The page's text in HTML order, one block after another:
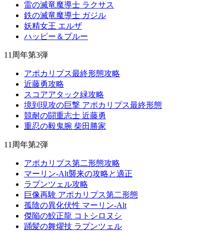
雷の滅竜魔導士 ラクサス
鉄の滅竜魔導士 ガジル
妖精女王 エルザ
ハッピー＆プルー
11周年第3弾
アポカリプス最終形態攻略
近藤勇攻略
スコアアタック緑攻略
境到現攻の巨撃 アポカリプス最終形態
競耐の闘重志士 近藤勇
重忍の毅鬼腕 柴田勝家
11周年第2弾
アポカリプス第二形態攻略
マーリン-Alt襲来の攻略と適正
ラプンツェル攻略
巨像再験 アポカリプス第二形態
孤陰の異化伏性 マーリン-Alt
傑陥の鮫正龍 コトシロヌシ
踊髪の舞燿技 ラプンツェル